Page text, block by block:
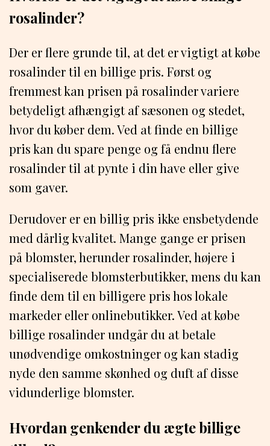
rosalinder?
Der er flere grunde til, at det er vigtigt at købe
rosalinder til en billige pris. Først og
fremmest kan prisen på rosalinder variere
betydeligt afhængigt af sæsonen og stedet,
hvor du køber dem. Ved at finde en billige
pris kan du spare penge og få endnu flere
rosalinder til at pynte i din have eller give
som gaver.
Derudover er en billig pris ikke ensbetydende
med dårlig kvalitet. Mange gange er prisen
på blomster, herunder rosalinder, højere i
specialiserede blomsterbutikker, mens du kan
finde dem til en billigere pris hos lokale
markeder eller onlinebutikker. Ved at købe
billige rosalinder undgår du at betale
unødvendige omkostninger og kan stadig
nyde den samme skønhed og duft af disse
vidunderlige blomster.
Hvordan genkender du ægte billige